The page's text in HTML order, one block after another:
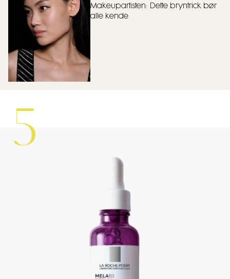
Makeupartisten: Dette bryntrick bør
alle kende
5